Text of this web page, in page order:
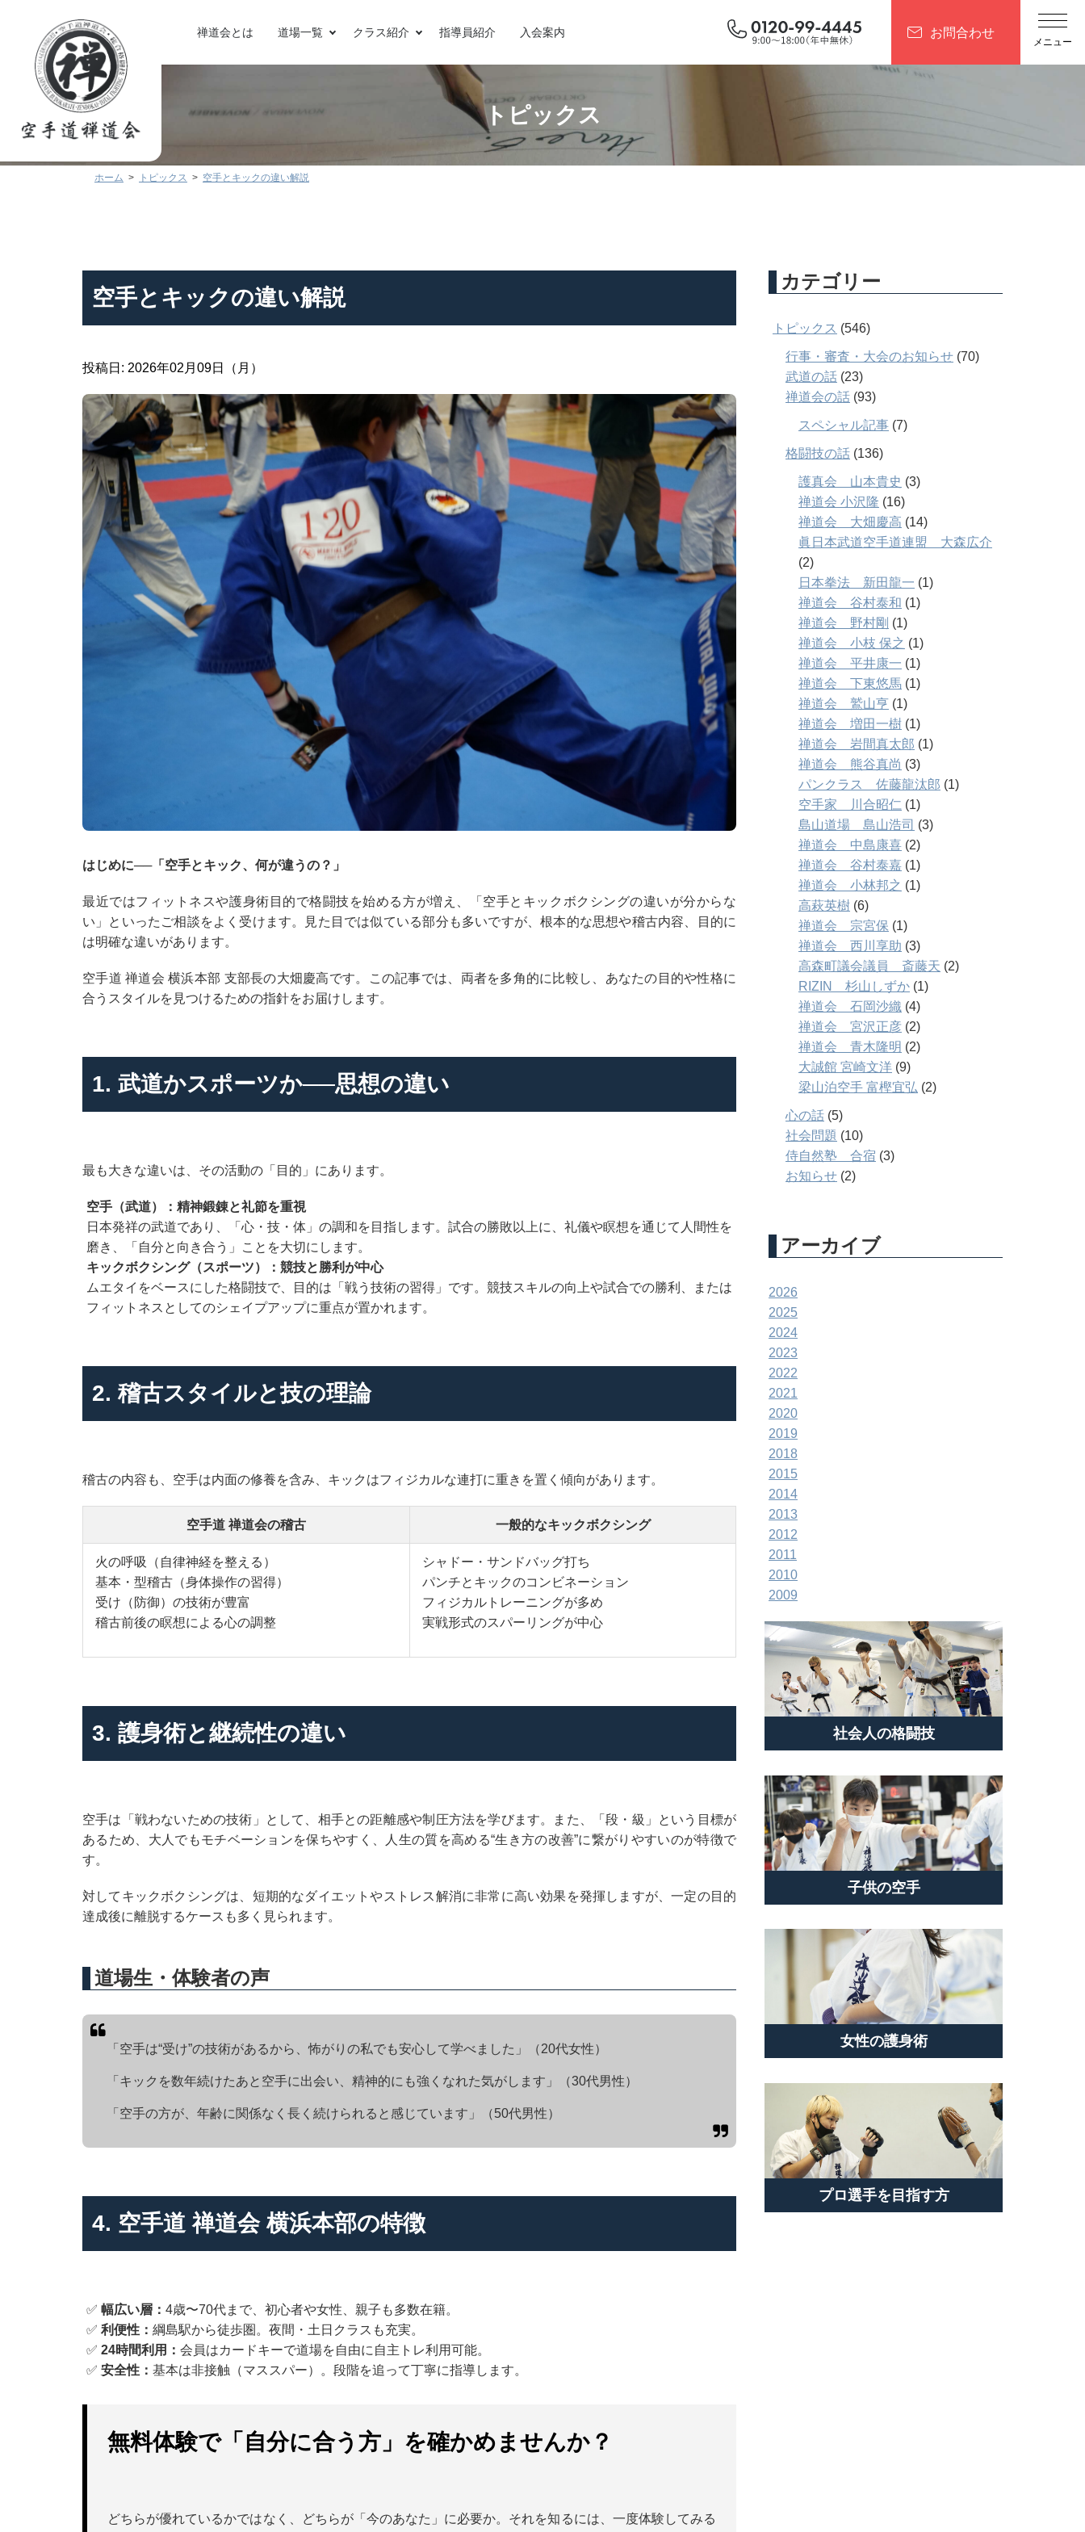
禅道会とは 道場一覧 クラス紹介 指導員紹介 入会案内 お問合わせ
トピックス
ホーム トピックス 空手とキックの違い解説
空手とキックの違い解説
投稿日: 2026年02月09日（月）
はじめに──「空手とキック、何が違うの？」
最近ではフィットネスや護身術目的で格闘技を始める方が増え、「空手とキックボクシングの違いが分からな
い」といったご相談をよく受けます。見た目では似ている部分も多いですが、根本的な思想や稽古内容、目的に
は明確な違いがあります。
空手道 禅道会 横浜本部 支部長の大畑慶高です。この記事では、両者を多角的に比較し、あなたの目的や性格に
合うスタイルを見つけるための指針をお届けします。
1. 武道かスポーツか──思想の違い
最も大きな違いは、その活動の「目的」にあります。
空手（武道）：精神鍛錬と礼節を重視
日本発祥の武道であり、「心・技・体」の調和を目指します。試合の勝敗以上に、礼儀や瞑想を通じて人間性を
磨き、「自分と向き合う」ことを大切にします。
キックボクシング（スポーツ）：競技と勝利が中心
ムエタイをベースにした格闘技で、目的は「戦う技術の習得」です。競技スキルの向上や試合での勝利、または
フィットネスとしてのシェイプアップに重点が置かれます。
2. 稽古スタイルと技の理論
稽古の内容も、空手は内面の修養を含み、キックはフィジカルな連打に重きを置く傾向があります。
空手道 禅道会の稽古 一般的なキックボクシング
火の呼吸（自律神経を整える）
基本・型稽古（身体操作の習得）
受け（防御）の技術が豊富
稽古前後の瞑想による心の調整
シャドー・サンドバッグ打ち
パンチとキックのコンビネーション
フィジカルトレーニングが多め
実戦形式のスパーリングが中心
3. 護身術と継続性の違い
空手は「戦わないための技術」として、相手との距離感や制圧方法を学びます。また、「段・級」という目標が
あるため、大人でもモチベーションを保ちやすく、人生の質を高める“生き方の改善”に繋がりやすいのが特徴で
す。
対してキックボクシングは、短期的なダイエットやストレス解消に非常に高い効果を発揮しますが、一定の目的
達成後に離脱するケースも多く見られます。
道場生・体験者の声
「空手は“受け”の技術があるから、怖がりの私でも安心して学べました」（20代女性）
「キックを数年続けたあと空手に出会い、精神的にも強くなれた気がします」（30代男性）
「空手の方が、年齢に関係なく長く続けられると感じています」（50代男性）
4. 空手道 禅道会 横浜本部の特徴
✅ 幅広い層： 4歳〜70代まで、初心者や女性、親子も多数在籍。
✅ 利便性： 綱島駅から徒歩圏。夜間・土日クラスも充実。
✅ 24時間利用： 会員はカードキーで道場を自由に自主トレ利用可能。
✅ 安全性： 基本は非接触（マススパー）。段階を追って丁寧に指導します。
無料体験で「自分に合う方」を確かめませんか？
どちらが優れているかではなく、どちらが「今のあなた」に必要か。それを知るには、一度体験してみる
カテゴリー
トピックス (546)
行事・審査・大会のお知らせ (70)
武道の話 (23)
禅道会の話 (93)
スペシャル記事 (7)
格闘技の話 (136)
護真会 山本貴史 (3)
禅道会 小沢隆 (16)
禅道会 大畑慶高 (14)
眞日本武道空手道連盟 大森広介
(2)
日本拳法 新田龍一 (1)
禅道会 谷村泰和 (1)
禅道会 野村剛 (1)
禅道会 小枝 保之 (1)
禅道会 平井康一 (1)
禅道会 下東悠馬 (1)
禅道会 鷲山亨 (1)
禅道会 増田一樹 (1)
禅道会 岩間真太郎 (1)
禅道会 熊谷真尚 (3)
パンクラス 佐藤龍汰郎 (1)
空手家 川合昭仁 (1)
島山道場 島山浩司 (3)
禅道会 中島康喜 (2)
禅道会 谷村泰嘉 (1)
禅道会 小林邦之 (1)
高萩英樹 (6)
禅道会 宗宮保 (1)
禅道会 西川享助 (3)
高森町議会議員 斎藤天 (2)
RIZIN 杉山しずか (1)
禅道会 石岡沙織 (4)
禅道会 宮沢正彦 (2)
禅道会 青木隆明 (2)
大誠館 宮崎文洋 (9)
梁山泊空手 富樫宜弘 (2)
心の話 (5)
社会問題 (10)
侍自然塾 合宿 (3)
お知らせ (2)
アーカイブ
2026
2025
2024
2023
2022
2021
2020
2019
2018
2015
2014
2013
2012
2011
2010
2009
社会人の格闘技
子供の空手
女性の護身術
プロ選手を目指す方